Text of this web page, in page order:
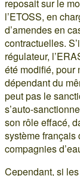
reposait sur le
l’ETOSS, en
d’amendes en
contractuelles.
régulateur,
été modifié, pour
dépendant du
peut pas le
s’auto-
son rôle effacé,
système français
compagnies
Cependant, si